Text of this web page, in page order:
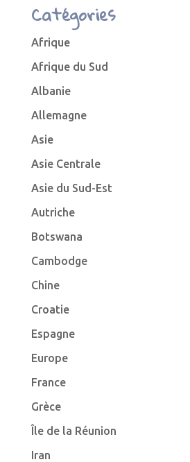
Catégories
Afrique
Afrique du Sud
Albanie
Allemagne
Asie
Asie Centrale
Asie du Sud-Est
Autriche
Botswana
Cambodge
Chine
Croatie
Espagne
Europe
France
Grèce
Île de la Réunion
Iran